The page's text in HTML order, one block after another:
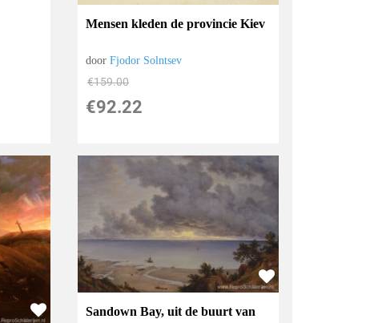
Mensen kleden de provincie Kiev
doorFjodor Solntsev
€159.00
€92.22
Sandown Bay, uit de buurt van